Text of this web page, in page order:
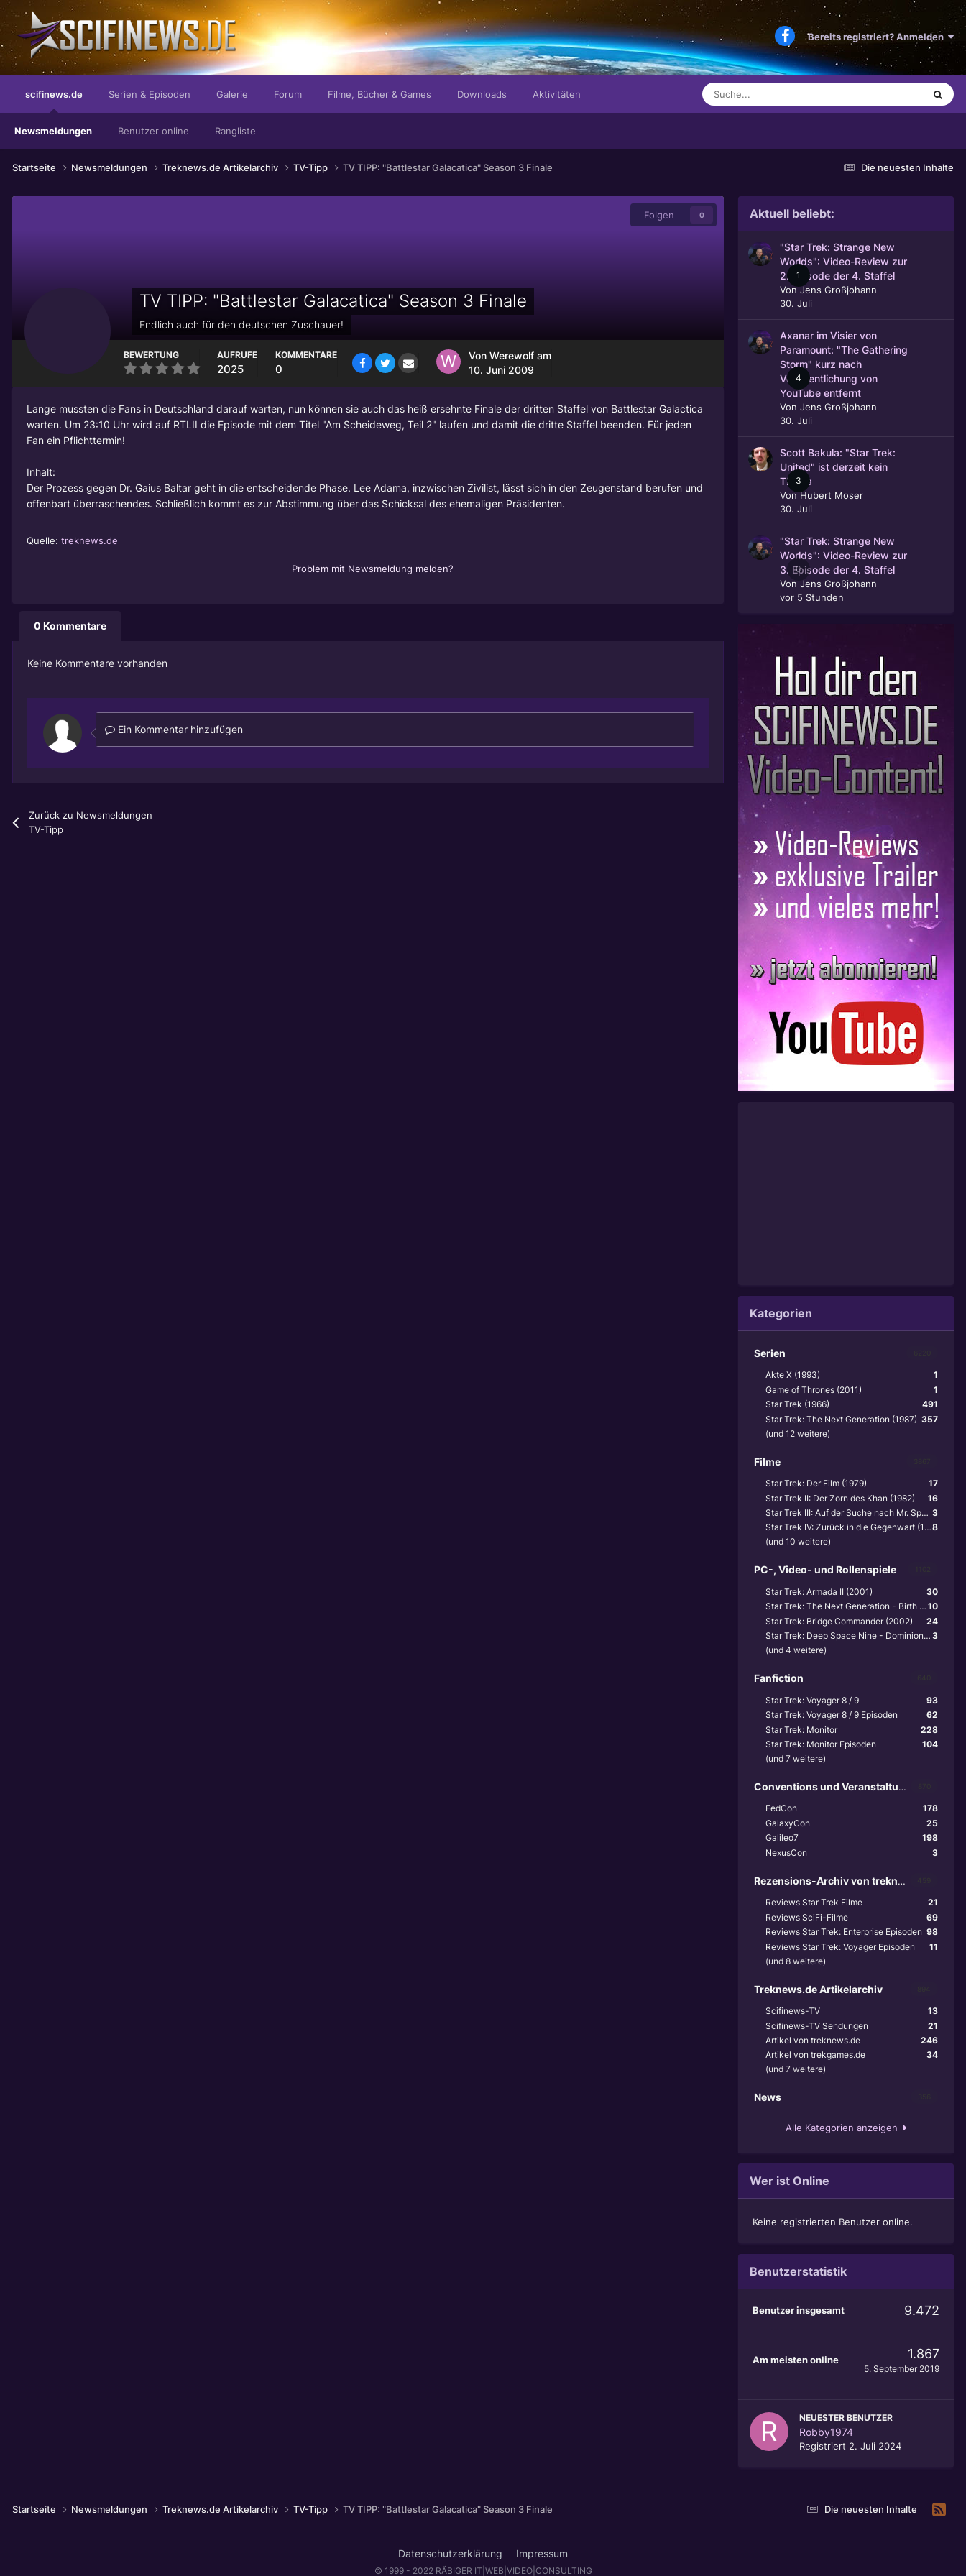
Bereits registriert? Anmelden
scifinews.de
Newsmeldungen Benutzer online Rangliste
Serien & Episoden Galerie Forum Filme, Bücher & Games Downloads Aktivitäten
Die neuesten Inhalte
Startseite Newsmeldungen Treknews.de Artikelarchiv TV-Tipp TV TIPP: "Battlestar Galacatica" Season 3 Finale
Folgen 0
TV TIPP: "Battlestar Galacatica" Season 3 Finale
Endlich auch für den deutschen Zuschauer!
BEWERTUNG AUFRUFE
2025
KOMMENTARE
0
Von Werewolf am
10. Juni 2009
Lange mussten die Fans in Deutschland darauf warten, nun können sie auch das heiß ersehnte Finale der dritten Staffel von Battlestar Galactica
warten. Um 23:10 Uhr wird auf RTLII die Episode mit dem Titel "Am Scheideweg, Teil 2" laufen und damit die dritte Staffel beenden. Für jeden
Fan ein Pflichttermin!
Inhalt:
Der Prozess gegen Dr. Gaius Baltar geht in die entscheidende Phase. Lee Adama, inzwischen Zivilist, lässt sich in den Zeugenstand berufen und
offenbart überraschendes. Schließlich kommt es zur Abstimmung über das Schicksal des ehemaligen Präsidenten.
Quelle: treknews.de
Problem mit Newsmeldung melden?
0 Kommentare
Keine Kommentare vorhanden
Ein Kommentar hinzufügen
Zurück zu Newsmeldungen
TV-Tipp
Aktuell beliebt:
1
"Star Trek: Strange New
Worlds": Video-Review zur
2. Episode der 4. Staffel
VonJens Großjohann
30. Juli
4
Axanar im Visier von
Paramount: "The Gathering
Storm" kurz nach
Veröffentlichung von
YouTube entfernt
Von Jens Großjohann
30. Juli
3
Scott Bakula: "Star Trek:
United" ist derzeit kein
Thema
VonHubert Moser
30. Juli
0
"Star Trek: Strange New
Worlds": Video-Review zur
3. Episode der 4. Staffel
Von Jens Großjohann
vor 5 Stunden
Kategorien
Serien
1
Akte X (1993)
1
Game of Thrones (2011)
491
Star Trek (1966)
357
Star Trek: The Next Generation (1987)
(und 12 weitere)
Filme
17
Star Trek: Der Film (1979)
16
Star Trek II: Der Zorn des Khan (1982)
3
Star Trek III: Auf der Suche nach Mr. Spock (1984)
8
Star Trek IV: Zurück in die Gegenwart (1986)
(und 10 weitere)
PC-, Video- und Rollenspiele
30
Star Trek: Armada II (2001)
10
Star Trek: The Next Generation - Birth of the Federation (1999)
24
Star Trek: Bridge Commander (2002)
3
Star Trek: Deep Space Nine - Dominion Wars (2001)
(und 4 weitere)
Fanfiction
93
Star Trek: Voyager 8 / 9
62
Star Trek: Voyager 8 / 9 Episoden
228
Star Trek: Monitor
104
Star Trek: Monitor Episoden
(und 7 weitere)
Conventions und Veranstaltungen
178
FedCon
25
GalaxyCon
198
Galileo7
3
NexusCon
Rezensions-Archiv von treknews.de
21
Reviews Star Trek Filme
69
Reviews SciFi-Filme
98
Reviews Star Trek: Enterprise Episoden
11
Reviews Star Trek: Voyager Episoden
(und 8 weitere)
Treknews.de Artikelarchiv
13
Scifinews-TV
21
Scifinews-TV Sendungen
246
Artikel von treknews.de
34
Artikel von trekgames.de
(und 7 weitere)
News
Alle Kategorien anzeigen
Wer ist Online
Keine registrierten Benutzer online.
Benutzerstatistik
Benutzer insgesamt 9.472
Am meisten online 1.867
5. September 2019
NEUESTER BENUTZER
Robby1974
Registriert 2. Juli 2024
Die neuesten Inhalte
Startseite Newsmeldungen Treknews.de Artikelarchiv TV-Tipp TV TIPP: "Battlestar Galacatica" Season 3 Finale
Datenschutzerklärung Impressum
© 1999 - 2022 RÄBIGER IT|WEB|VIDEO|CONSULTING